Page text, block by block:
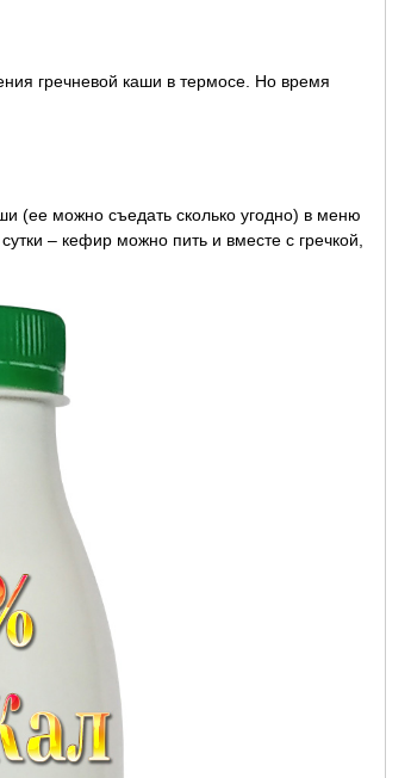
гречневой каши в термосе. Но время
(ее можно съедать сколько угодно) в меню
– кефир можно пить и вместе с гречкой,